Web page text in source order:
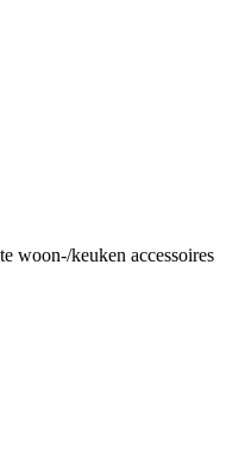
woon-/keuken accessoires